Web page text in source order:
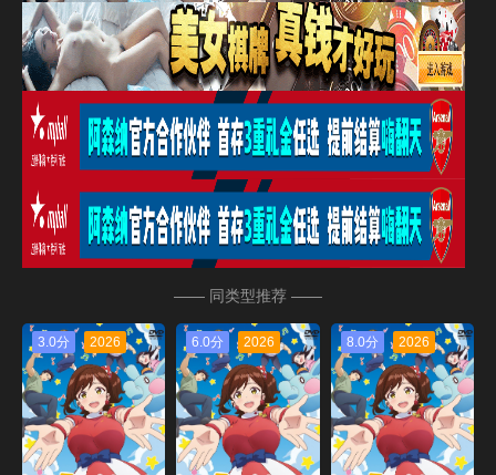
—— 同类型推荐 ——
3.0分 2026 6.0分 2026 8.0分 2026